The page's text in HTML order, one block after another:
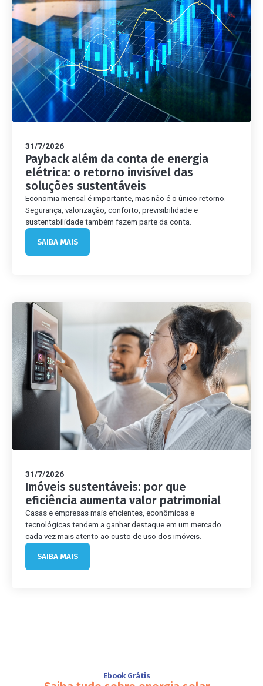
31/7/2026
Payback além da conta de energia
elétrica: o retorno invisível das
soluções sustentáveis
Economia mensal é importante, mas não é o único retorno.
Segurança, valorização, conforto, previsibilidade e
sustentabilidade também fazem parte da conta.
SAIBA MAIS
31/7/2026
Imóveis sustentáveis: por que
eficiência aumenta valor patrimonial
Casas e empresas mais eficientes, econômicas e
tecnológicas tendem a ganhar destaque em um mercado
cada vez mais atento ao custo de uso dos imóveis.
SAIBA MAIS
Ebook Grátis